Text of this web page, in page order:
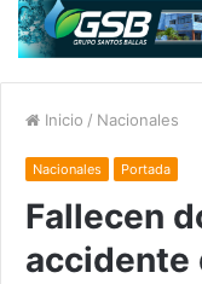
Inicio / Nacionales
Nacionales Portada
Fallecen
accidente